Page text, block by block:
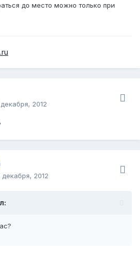
до место можно только при
декабря, 2012
декабря, 2012